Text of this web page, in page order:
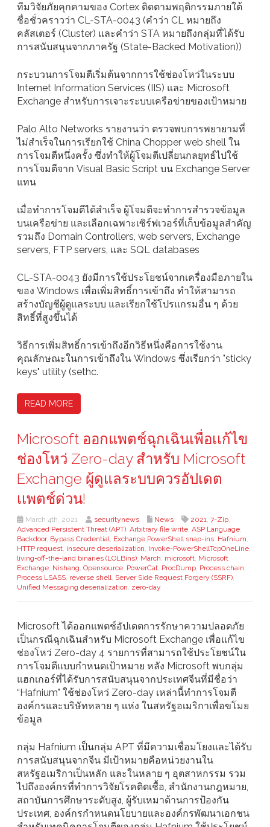
ทีมวิจัยภัยคุกคามของ Cortex ติดตามพฤติกรรมภายใต้
ชื่อชั่วคราวว่า CL-STA-0043 (คำว่า CL หมายถึง
คลัสเตอร์ (Cluster) และคำว่า STA หมายถึงกลุ่มที่ได้รับ
การสนับสนุนจากภาครัฐ (State-Backed Motivation))
กระบวนการโจมตีเริ่มต้นจากการใช้ช่องโหว่ในระบบ
Internet Information Services (IIS) และ Microsoft
Exchange สำหรับการเจาะระบบเครือข่ายของเป้าหมาย
Palo Alto Networks รายงานว่า ตรวจพบการพยายามที่
ไม่สำเร็จในการเรียกใช้ China Chopper web shell ใน
การโจมตีหนึ่งครั้ง ซึ่งทำให้ผู้โจมตีเปลี่ยนกลยุทธ์ไปใช้
การโจมตีจาก Visual Basic Script บน Exchange Server
แทน
เมื่อทำการโจมตีได้สำเร็จ ผู้โจมตีจะทำการสำรวจข้อมูล
บนเครือข่าย และเลือกเฉพาะเซิร์ฟเวอร์ที่เก็บข้อมูลสำคัญ
รวมถึง Domain Controllers, web servers, Exchange
servers, FTP servers, และ SQL databases
CL-STA-0043 ยังมีการใช้ประโยชน์จากเครื่องมือภายใน
ของ Windows เพื่อเพิ่มสิทธิ์การเข้าถึง ทำให้สามารถ
สร้างบัญชีผู้ดูแลระบบ และเรียกใช้โปรแกรมอื่น ๆ ด้วย
สิทธิ์ที่สูงขึ้นได้
วิธีการเพิ่มสิทธิ์การเข้าถึงอีกวิธีหนึ่งคือการใช้งาน
คุณลักษณะในการเข้าถึงใน Windows ซึ่งเรียกว่า "sticky
keys" utility (sethc.
READ MORE
Microsoft ออกแพตช์ฉุกเฉินเพื่อเเก้ไข
ช่องโหว่ Zero-day สำหรับ Microsoft
Exchange ผู้ดูแลระบบควรอัปเดต
เเพตช์ด่วน!
March 4th, 2021 securitynews News 2021, 7-Zip,
Advanced Persistent Threat (APT), Arbitrary file write, ASP Language,
Backdoor, Bypass Credential, Exchange PowerShell snap-ins, Hafnium,
HTTP request, insecure deserialization, Invoke-PowerShellTcpOneLine,
living-off-the-land binaries (LOLBins), March, microsoft, Microsoft
Exchange, Nishang, Opensource, PowerCat, ProcDump, Process chain,
Process LSASS, reverse shell, Server Side Request Forgery (SSRF),
Unified Messaging deserialization, zero-day
Microsoft ได้ออกแพตช์อัปเดตการรักษาความปลอดภัย
เป็นกรณีฉุกเฉินสำหรับ Microsoft Exchange เพื่อแก้ไข
ช่องโหว่ Zero-day 4 รายการที่สามารถใช้ประโยชน์ใน
การโจมตีแบบกำหนดเป้าหมาย หลัง Microsoft พบกลุ่ม
แฮกเกอร์ที่ได้รับการสนับสนุนจากประเทศจีนที่มีชื่อว่า
“Hafnium" ใช้ช่องโหว่ Zero-day เหล่านี้ทำการโจมตี
องค์กรและบริษัทหลาย ๆ เเห่ง ในสหรัฐอเมริกาเพื่อขโมย
ข้อมูล
กลุ่ม Hafnium เป็นกลุ่ม APT ที่มีความเชื่อมโยงและได้รับ
การสนับสนุนจากจีน มีเป้าหมายคือหน่วยงานใน
สหรัฐอเมริกาเป็นหลัก และในหลาย ๆ อุตสาหกรรม รวม
ไปถึงองค์กรที่ทำการวิจัยโรคติดเชื้อ, สำนักงานกฎหมาย,
สถาบันการศึกษาระดับสูง, ผู้รับเหมาด้านการป้องกัน
ประเทศ, องค์กรกำหนดนโยบายและองค์กรพัฒนาเอกชน